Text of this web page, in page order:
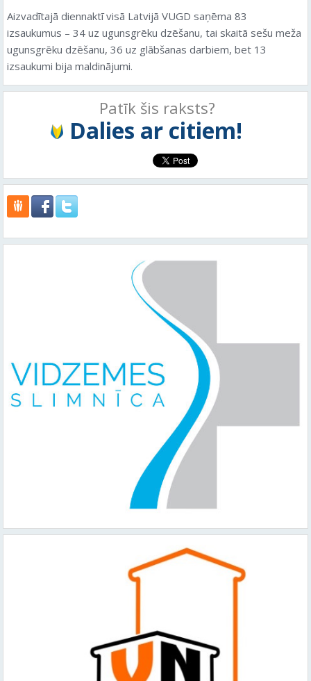
Aizvadītajā diennaktī visā Latvijā VUGD saņēma 83
izsaukumus – 34 uz ugunsgrēku dzēšanu, tai skaitā sešu meža
ugunsgrēku dzēšanu, 36 uz glābšanas darbiem, bet 13
izsaukumi bija maldinājumi.
Patīk šis raksts?
Dalies ar citiem!